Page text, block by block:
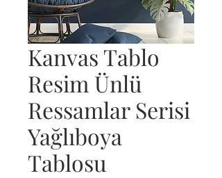
Kanvas Tablo
Resim Ünlü
Ressamlar Serisi
Yağlıboya
Tablosu